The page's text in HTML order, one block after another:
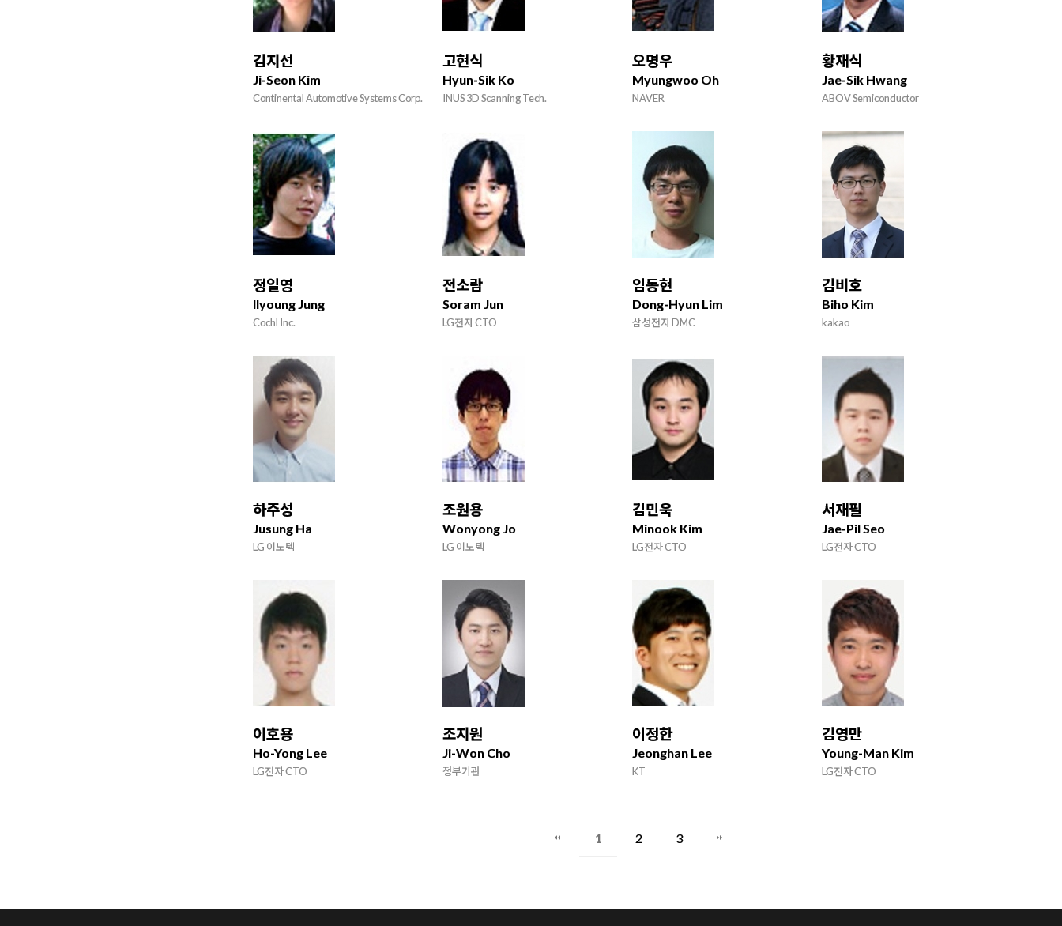
김지선
Ji-Seon Kim
Continental Automotive Systems Corp.
고현식
Hyun-Sik Ko
INUS 3D Scanning Tech.
오명우
Myungwoo Oh
NAVER
황재식
Jae-Sik Hwang
ABOV Semiconductor
정일영
Ilyoung Jung
Cochl Inc.
전소람
Soram Jun
LG전자 CTO
임동현
Dong-Hyun Lim
삼성전자 DMC
김비호
Biho Kim
kakao
하주성
Jusung Ha
LG 이노텍
조원용
Wonyong Jo
LG 이노텍
김민욱
Minook Kim
LG전자 CTO
서재필
Jae-Pil Seo
LG전자 CTO
이호용
Ho-Yong Lee
LG전자 CTO
조지원
Ji-Won Cho
정부기관
이정한
Jeonghan Lee
KT
김영만
Young-Man Kim
LG전자 CTO
1 2 3